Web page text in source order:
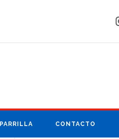
PARRILLA CONTACTO